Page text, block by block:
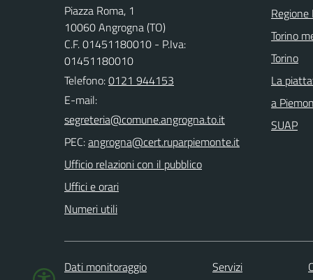
Piazza Roma, 1
10060 Angrogna (TO)
C.F. 01451180010 - P.Iva:
01451180010
Telefono:0121 944153
E-mail:
PEC:
Ufficio relazioni con il pubblico
Uffici e orari
Numeri utili
Torino
Torino
La
a
SUAP
Dati monitoraggio Servizi